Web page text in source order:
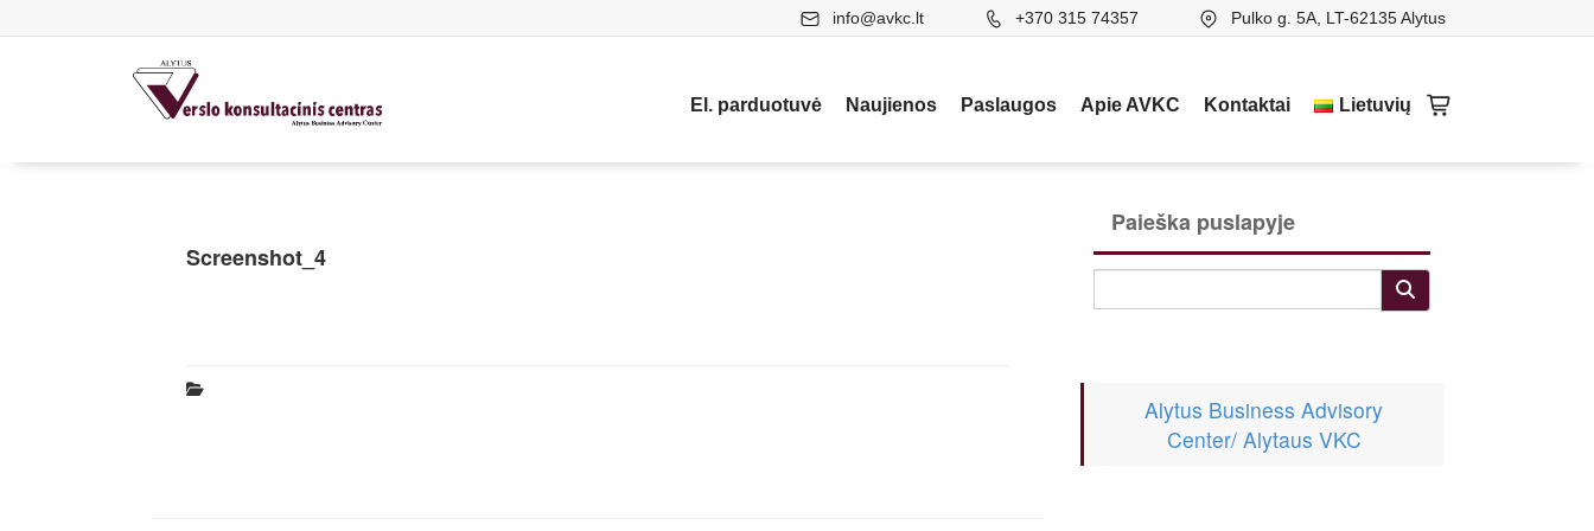
info@avkc.lt +370 315 74357 Pulko g. 5A, LT-62135 Alytus
El. parduotuvė Naujienos Paslaugos Apie AVKC Kontaktai Lietuvių
Screenshot_4
Paieška puslapyje
Alytus Business Advisory
Center/ Alytaus VKC